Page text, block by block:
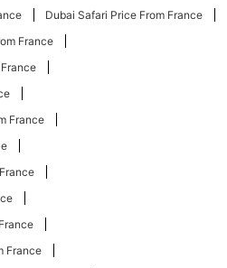
Dubai Safari Price From France
France
France
France